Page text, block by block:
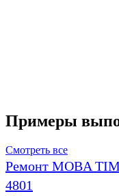
Примеры
Смотреть все
Ремонт MOBA
4801